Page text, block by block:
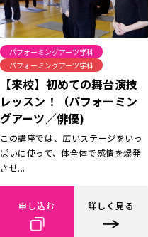
パフォーミングアーツ学科
パフォーミングアーツ学科
【来校】初めての舞台演技
レッスン！（パフォーミン
グアーツ／俳優)
この講座では、広いステージをいっ
ぱいに使って、体全体で感情を爆発
させ...
申し込む 詳しく見る